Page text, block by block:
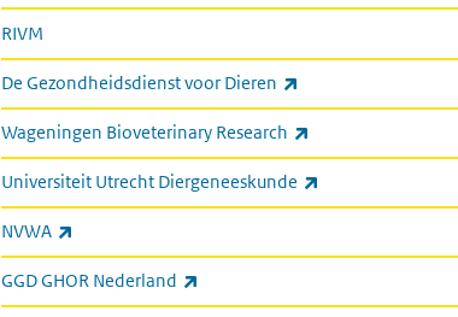
RIVM
De Gezondheidsdienst voor Dieren
Wageningen Bioveterinary Research
Universiteit Utrecht Diergeneeskunde
NVWA
GGD GHOR Nederland